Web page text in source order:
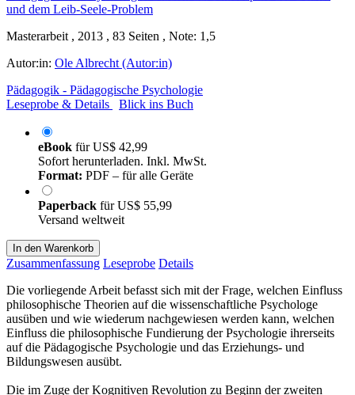
Masterarbeit , 2013 , 83 Seiten , Note: 1,5
Autor:in: Ole Albrecht (Autor:in)
Pädagogik - Pädagogische Psychologie
Leseprobe & Details
Blick ins Buch
eBook fürUS$ 42,99
Sofort herunterladen. Inkl. MwSt.
Format: PDF – für alle Geräte
Paperback fürUS$ 55,99
Versand weltweit
In den Warenkorb
Zusammenfassung Leseprobe Details
Die vorliegende Arbeit befasst sich mit der Frage, welchen Einfluss
philosophische Theorien auf die wissenschaftliche Psychologe
ausüben und wie wiederum nachgewiesen werden kann, welchen
Einfluss die philosophische Fundierung der Psychologie ihrerseits
auf die Pädagogische Psychologie und das Erziehungs- und
Bildungswesen ausübt.
Die im Zuge der Kognitiven Revolution zu Beginn der zweiten